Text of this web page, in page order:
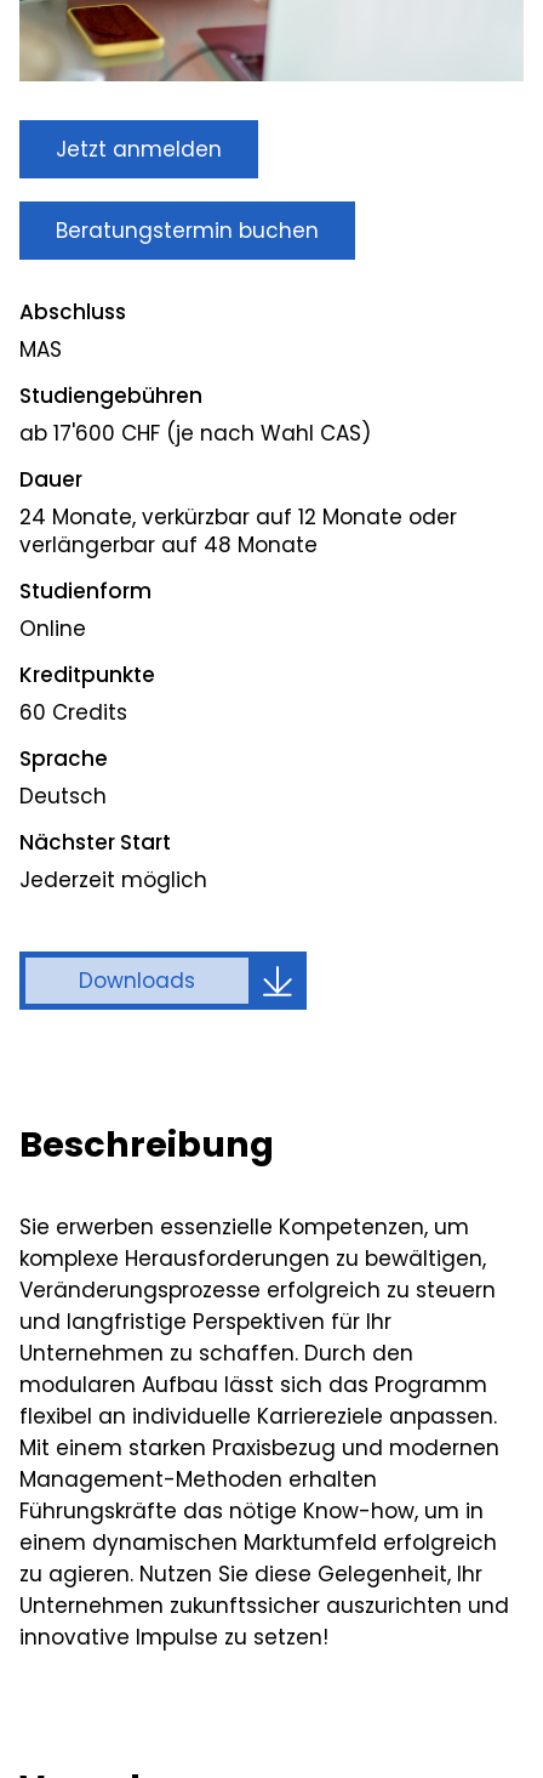
Jetzt anmelden
Beratungstermin buchen
Abschluss
MAS
Studiengebühren
ab 17'600 CHF (je nach Wahl CAS)
Dauer
24 Monate, verkürzbar auf 12 Monate oder
verlängerbar auf 48 Monate
Studienform
Online
Kreditpunkte
60 Credits
Sprache
Deutsch
Nächster Start
Jederzeit möglich
Downloads
Beschreibung
Sie erwerben essenzielle Kompetenzen, um
komplexe Herausforderungen zu bewältigen,
Veränderungsprozesse erfolgreich zu steuern
und langfristige Perspektiven für Ihr
Unternehmen zu schaffen. Durch den
modularen Aufbau lässt sich das Programm
flexibel an individuelle Karriereziele anpassen.
Mit einem starken Praxisbezug und modernen
Management-Methoden erhalten
Führungskräfte das nötige Know-how, um in
einem dynamischen Marktumfeld erfolgreich
zu agieren. Nutzen Sie diese Gelegenheit, Ihr
Unternehmen zukunftssicher auszurichten und
innovative Impulse zu setzen!